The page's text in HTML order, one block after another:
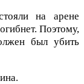
на арене
Поэтому,
был убить